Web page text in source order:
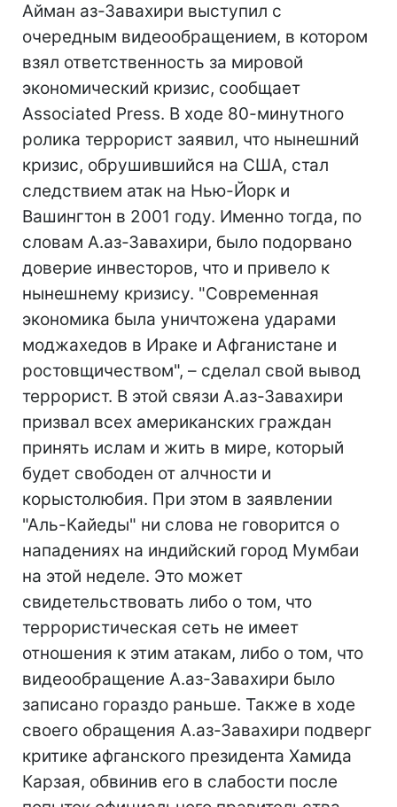
Айман аз-Завахири выступил с
очередным видеообращением, в котором
взял ответственность за мировой
экономический кризис, сообщает
Associated Press. В ходе 80-минутного
ролика террорист заявил, что нынешний
кризис, обрушившийся на США, стал
следствием атак на Нью-Йорк и
Вашингтон в 2001 году. Именно тогда, по
словам А.аз-Завахири, было подорвано
доверие инвесторов, что и привело к
нынешнему кризису. "Современная
экономика была уничтожена ударами
моджахедов в Ираке и Афганистане и
ростовщичеством", – сделал свой вывод
террорист. В этой связи А.аз-Завахири
призвал всех американских граждан
принять ислам и жить в мире, который
будет свободен от алчности и
корыстолюбия. При этом в заявлении
"Аль-Кайеды" ни слова не говорится о
нападениях на индийский город Мумбаи
на этой неделе. Это может
свидетельствовать либо о том, что
террористическая сеть не имеет
отношения к этим атакам, либо о том, что
видеообращение А.аз-Завахири было
записано гораздо раньше. Также в ходе
своего обращения А.аз-Завахири подверг
критике афганского президента Хамида
Карзая, обвинив его в слабости после